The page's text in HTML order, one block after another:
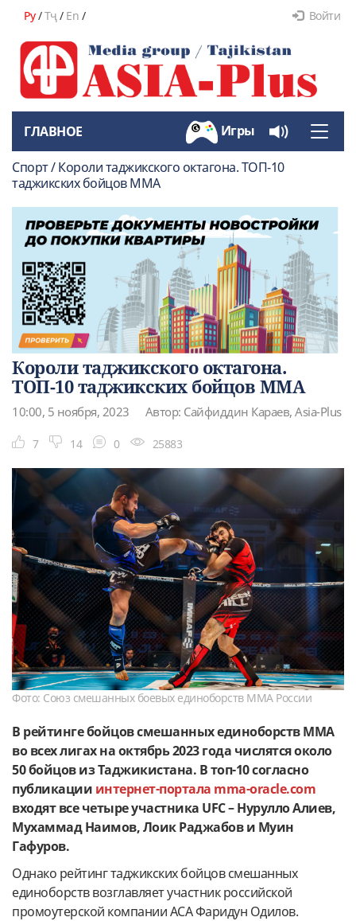
Ру/Тҷ/ En / Войти
Toggle
ГЛАВНОЕ Игры
Спорт / Короли таджикского октагона. ТОП-10
таджикских бойцов ММА
Короли таджикского октагона.
ТОП-10 таджикских бойцов ММА
10:00, 5 ноября, 2023 Автор: Сайфиддин Караев, Asia-Plus
7 14 0 25883
Фото: Союз смешанных боевых единоборств ММА России
В рейтинге бойцов смешанных единоборств ММА
во всех лигах на октябрь 2023 года числятся около
50 бойцов из Таджикистана. В топ-10 согласно
публикации интернет-портала mma-oracle.com
входят все четыре участника UFC – Нурулло Алиев,
Мухаммад Наимов, Лоик Раджабов и Муин
Гафуров.
Однако рейтинг таджикских бойцов смешанных
единоборств возглавляет участник российской
промоутерской компании ACA Фаридун Одилов.